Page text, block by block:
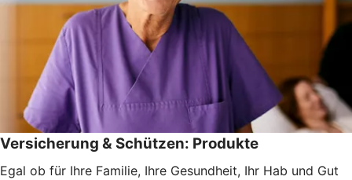
Versicherung & Schützen: Produkte
Egal ob für Ihre Familie, Ihre Gesundheit, Ihr Hab und Gut